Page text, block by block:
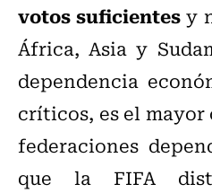
votos suficientesy
África, Asia y
dependencia
críticos, es el
federaciones
que la FIFA